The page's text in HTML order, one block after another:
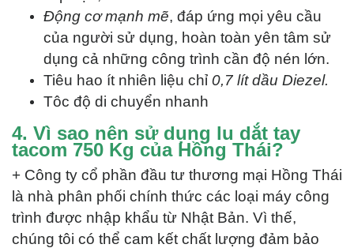
Động cơ mạnh mẽ, đáp ứng mọi yêu cầu
của người sử dụng, hoàn toàn yên tâm sử
dụng cả những công trình cần độ nén lớn.
Tiêu hao ít nhiên liệu chỉ 0,7 lít dầu Diezel.
Tôc độ di chuyển nhanh
4. Vì sao nên sử dụng lu dắt tay
tacom 750 Kg của Hồng Thái?
+ Công ty cổ phần đầu tư thương mại Hồng Thái
là nhà phân phối chính thức các loại máy công
trình được nhập khẩu từ Nhật Bản. Vì thế,
chúng tôi có thể cam kết chất lượng đảm bảo